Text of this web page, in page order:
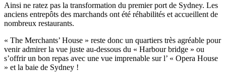
Ainsi ne ratez pas la transformation du premier port de Sydney. Les
anciens entrepôts des marchands ont été réhabilités et accueillent de
nombreux restaurants.
« The Merchants’ House » reste donc un quartiers très agréable pour
venir admirer la vue juste au-dessous du « Harbour bridge » ou
s’offrir un bon repas avec une vue imprenable sur l’ « Opera House
» et la baie de Sydney !